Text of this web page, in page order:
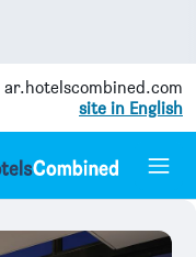
ar.hotelscombined.com
site in English